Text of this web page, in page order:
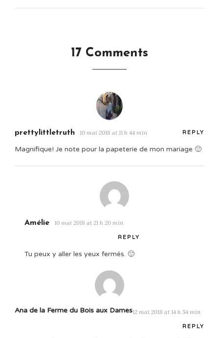
17 Comments
prettylittletruth 10 mai 2018 at 11 h 44 min REPLY
Magnifique! Je note pour la papeterie de mon mariage 🙂
Amélie 10 mai 2018 at 21 h 20 min
REPLY
Tu peux y aller les yeux fermés. 🙂
Ana de la Ferme du Bois aux Dames12 mai 2018 at 14 h 54 min
REPLY